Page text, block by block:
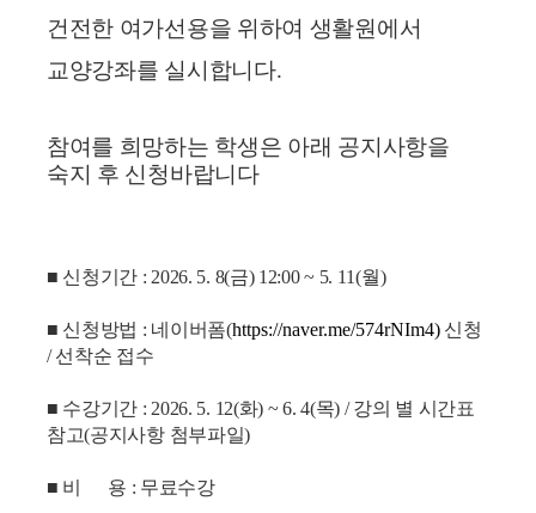
건전한 여가선용을 위하여 생활원에서
교양강좌를 실시합니다.
참여를 희망하는 학생은 아래 공지사항을
숙지 후 신청바랍니다
■ 신청기간 : 2026. 5. 8(금) 12:00 ~ 5. 11(월)
■ 신청방법 : 네이버폼(https://naver.me/574rNIm4)신청
/ 선착순 접수
■ 수강기간 : 2026. 5. 12(화) ~ 6. 4(목) / 강의 별 시간표
참고(공지사항 첨부파일)
■ 비 용 : 무료수강